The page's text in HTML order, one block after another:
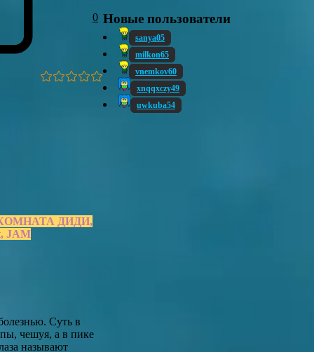
0
КОМНАТА ДИДИ,
JAM
Суть в
чешуя, а в пике
называют
Новые пользователи
sanya05
milkon65
vnemkov60
xnqqxczy49
uwkuba54